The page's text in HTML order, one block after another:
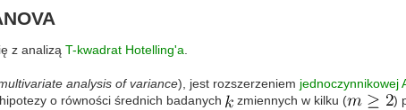
z analizą T-kwadrat Hotelling'a
analysis of variance), jest rozszerzeniem jednoczynnikowej
hipotezy o równości średnich badanych zmiennych w kilku ( )